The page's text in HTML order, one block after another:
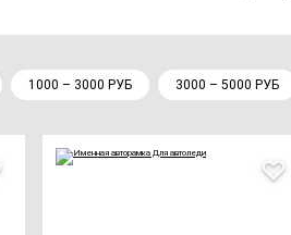
1000 – 3000 РУБ 3000 – 5000 РУБ